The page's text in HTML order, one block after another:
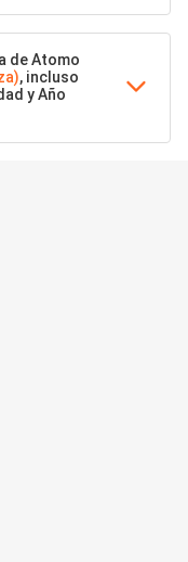
de Atomo
, incluso
y Año